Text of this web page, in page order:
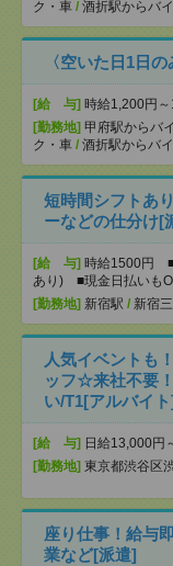
ク・車 / 酒折駅からバ
〈空いた日1日
[給 与] 時給1,200円
[勤務地] 甲府駅からバ
ク・車 / 酒折駅からバ
短時間シフトあ
ーなどの仕分け[
[給 与] 時給1500円 ■
あり) ■現金日払いも
[勤務地] 新宿駅 / 新宿
人気イベントも
ッフ☆来社不要
い/T1[アルバイ
[給 与] 日給13,000円
[勤務地] 東京都渋谷区
座り仕事！給与
業など[派遣]